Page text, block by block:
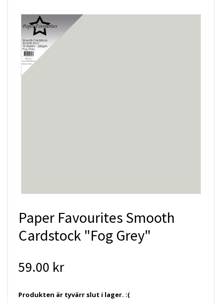
Paper Favourites Smooth
Cardstock "Fog Grey"
59.00 kr
Produkten är tyvärr slut i lager. :(